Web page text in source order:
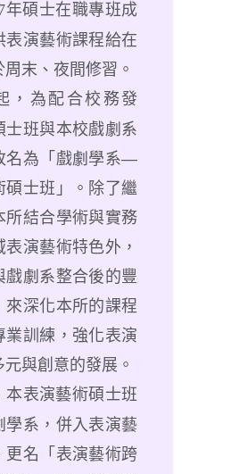
年碩士在職專班成
表演藝術課程給在
末、夜間修習。
，為配合校務發
士班與本校戲劇系
名為「戲劇學系—
碩士班」。除了繼
所結合學術與實務
表演藝術特色外，
戲劇系整合後的豐
來深化本所的課程
業訓練，強化表演
與創意的發展。
本表演藝術碩士班
學系，併入表演藝
更名「表演藝術跨